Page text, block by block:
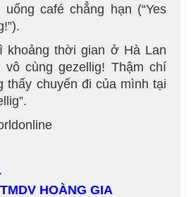
café chẳng hạn (“Yes
khoảng thời gian ở Hà Lan
cùng gezellig! Thậm chí
thấy chuyến đi của mình tại
HOÀNG GIA